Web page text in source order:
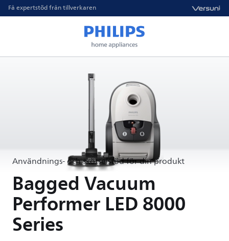
Få expertstöd från tillverkaren
Användnings- och skötselstöd för din produkt
Bagged Vacuum
Performer LED 8000
Series